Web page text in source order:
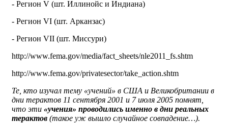
- Регион V (шт. Иллинойс и Индиана)
- Регион VI (шт. Арканзас)
- Регион VII (шт. Миссури)
http://www.fema.gov/media/fact_sheets/nle2011_fs.shtm
http://www.fema.gov/privatesector/take_action.shtm
Те, кто изучал тему «учений» в США и Великобритании в
дни терактов 11 сентября 2001 и 7 июля 2005 помнят,
что эти «учения» проводились именно в дни реальных
терактов (такое уж вышло случайное совпадение…).